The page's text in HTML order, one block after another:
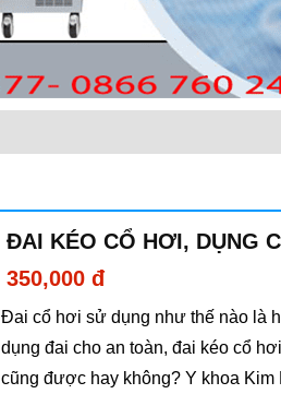
ĐAI KÉO CỔ HƠI, DỤNG
350,000 đ
Đai cổ hơi sử dụng như thế nào là
dụng đai cho an toàn, đai kéo cổ
cũng được hay không? Y khoa Kim